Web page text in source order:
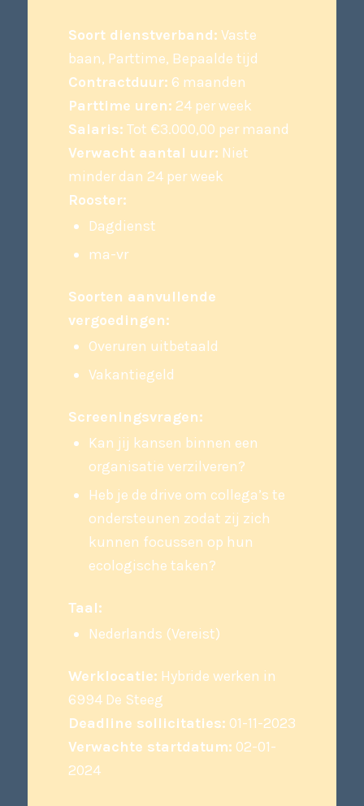
Soort dienstverband: Vaste
baan, Parttime, Bepaalde tijd
Contractduur: 6 maanden
Parttime uren: 24 per week
Salaris: Tot €3.000,00 per maand
Verwacht aantal uur: Niet
minder dan 24 per week
Rooster:
Dagdienst
ma-vr
Soorten aanvullende
vergoedingen:
Overuren uitbetaald
Vakantiegeld
Screeningsvragen:
Kan jij kansen binnen een
organisatie verzilveren?
Heb je de drive om collega’s te
ondersteunen zodat zij zich
kunnen focussen op hun
ecologische taken?
Taal:
Nederlands (Vereist)
Werklocatie: Hybride werken in
6994 De Steeg
Deadline sollicitaties: 01-11-2023
Verwachte startdatum: 02-01-
2024